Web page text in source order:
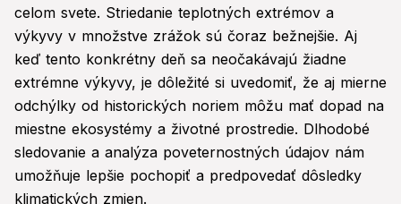
celom svete. Striedanie teplotných extrémov a
výkyvy v množstve zrážok sú čoraz bežnejšie. Aj
keď tento konkrétny deň sa neočakávajú žiadne
extrémne výkyvy, je dôležité si uvedomiť, že aj mierne
odchýlky od historických noriem môžu mať dopad na
miestne ekosystémy a životné prostredie. Dlhodobé
sledovanie a analýza poveternostných údajov nám
umožňuje lepšie pochopiť a predpovedať dôsledky
klimatických zmien.